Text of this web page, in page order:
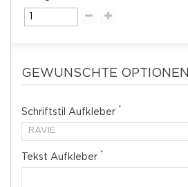
GEWUNSCHTE OPTIONEN
Schriftstil Aufkleber *
Tekst Aufkleber *